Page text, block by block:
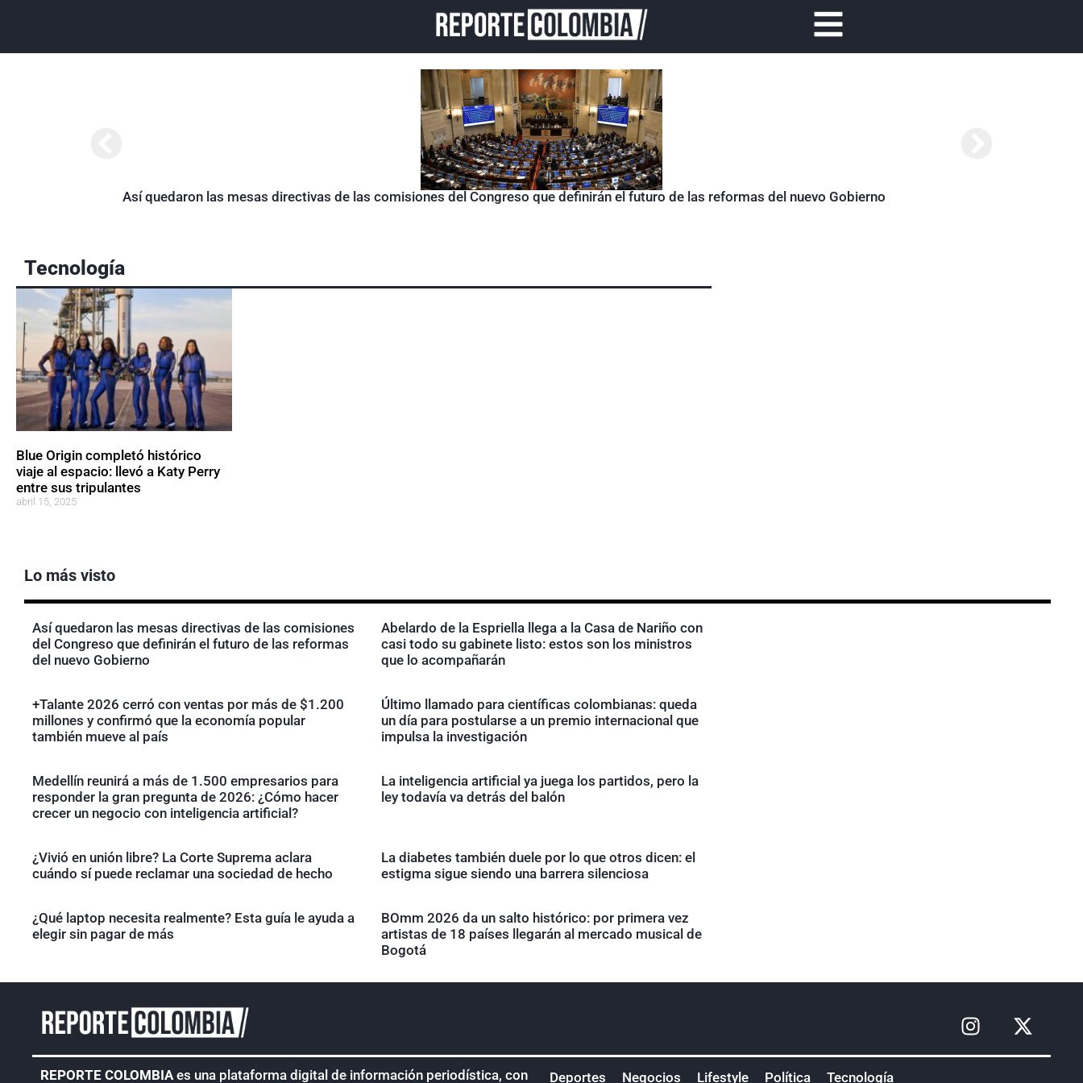
Así quedaron las mesas directivas de las comisiones del Congreso que definirán el futuro de las reformas del nuevo Gobierno
Tecnología
Blue Origin completó histórico
viaje al espacio: llevó a Katy Perry
entre sus tripulantes
abril 15, 2025
Lo más visto
Así quedaron las mesas directivas de las comisiones
del Congreso que definirán el futuro de las reformas
del nuevo Gobierno
Abelardo de la Espriella llega a la Casa de Nariño con
casi todo su gabinete listo: estos son los ministros
que lo acompañarán
+Talante 2026 cerró con ventas por más de $1.200
millones y confirmó que la economía popular
también mueve al país
Último llamado para científicas colombianas: queda
un día para postularse a un premio internacional que
impulsa la investigación
Medellín reunirá a más de 1.500 empresarios para
responder la gran pregunta de 2026: ¿Cómo hacer
crecer un negocio con inteligencia artificial?
La inteligencia artificial ya juega los partidos, pero la
ley todavía va detrás del balón
¿Vivió en unión libre? La Corte Suprema aclara
cuándo sí puede reclamar una sociedad de hecho
La diabetes también duele por lo que otros dicen: el
estigma sigue siendo una barrera silenciosa
¿Qué laptop necesita realmente? Esta guía le ayuda a
elegir sin pagar de más
BOmm 2026 da un salto histórico: por primera vez
artistas de 18 países llegarán al mercado musical de
Bogotá
REPORTE COLOMBIA es una plataforma digital de información periodística, con Deportes Negocios Lifestyle Política Tecnología